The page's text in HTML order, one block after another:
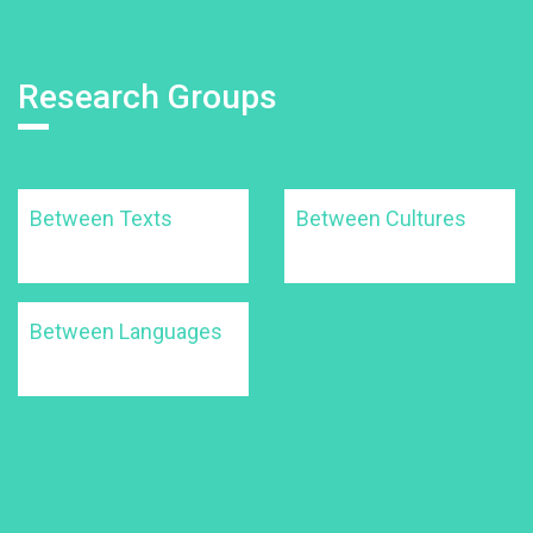
Research Groups
Between Texts Between Cultures
Between Languages